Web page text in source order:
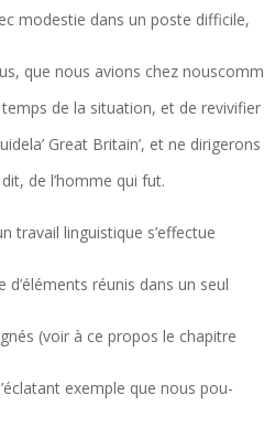
modestie dans un poste difficile,
que nous avions chez
de la situation, et de
Great Britain’, et ne
de l’homme qui fut.
travail linguistique s’effectue
d’éléments réunis dans un seul
(voir à ce propos le chapitre
exemple que nous pou-